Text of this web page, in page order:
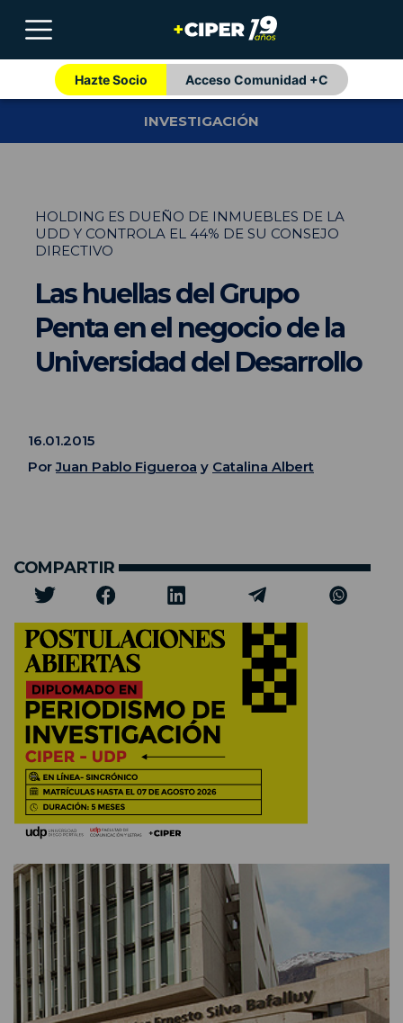
Hazte Socio Acceso Comunidad +C
INVESTIGACIÓN
HOLDING ES DUEÑO DE INMUEBLES DE LA
UDD Y CONTROLA EL 44% DE SU CONSEJO
DIRECTIVO
Las huellas del Grupo
Penta en el negocio de la
Universidad del Desarrollo
16.01.2015
PorJuan Pablo Figueroa y Catalina Albert
COMPARTIR